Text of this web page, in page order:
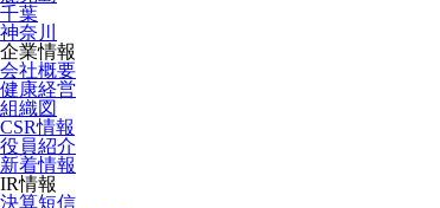
千葉
神奈川
企業情報
会社概要
健康経営
組織図
CSR情報
役員紹介
新着情報
IR情報
決算短信